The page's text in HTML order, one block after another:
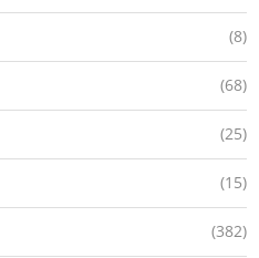
(8)
(68)
(25)
(15)
(382)